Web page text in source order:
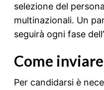
selezione del
multinazionali. Un
seguirà ogni fase
Come
Per candidarsi è